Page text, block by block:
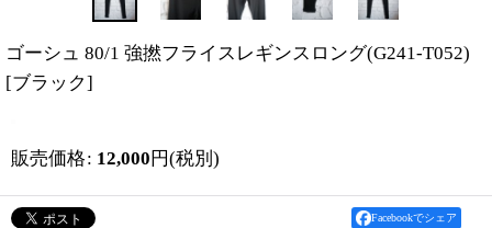
ゴーシュ 80/1 強撚フライスレギンスロング(G241-T052)
[ブラック]
販売価格: 12,000 円(税別)
Facebookでシェア